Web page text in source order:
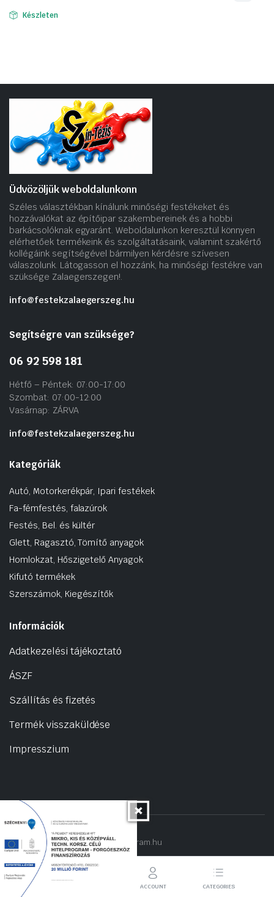
Készleten
Üdvözöljük weboldalunkonn
Széles választékban kínálunk minőségi festékeket és
hozzávalókat az építőipar szakembereinek és a hobbi
barkácsolóknak egyaránt. Weboldalunkon keresztül könnyen
elérhetőek termékeink és szolgáltatásaink, valamint szakértő
kollégáink segítségével bármilyen kérdésre szívesen
válaszolunk. Látogasson el hozzánk, ha minőségi festékre van
szüksége Zalaegerszegen!.
info@festekzalaegerszeg.hu
Segítségre van szüksége?
06 92 598 181
Hétfő – Péntek: 07:00-17:00
Szombat: 07:00-12:00
Vasárnap: ZÁRVA
info@festekzalaegerszeg.hu
Kategóriák
Autó, Motorkerékpár, Ipari festékek
Fa-fémfestés, falazúrok
Festés, Bel. és kültér
Glett, Ragasztó, Tömítő anyagok
Homlokzat, Hőszigetelő Anyagok
Kifutó termékek
Szerszámok, Kiegészítők
Információk
Adatkezelési tájékoztató
ÁSZF
Szállítás és fizetés
Termék visszaküldése
Impresszium
Copyright 2022 © hogyantalaljanakram.hu
STORE ACCOUNT CATEGORIES